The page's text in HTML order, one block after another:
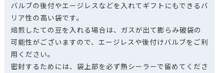
バルブの後付やエージレスなどを入れてギフトにもできるバ
リア性の高い袋です。
焙煎したての豆を入れる場合は、ガスが出て膨らみ破袋の
可能性がございますので、エージレスや後付けバルブをご利
用ください。
密封するためには、袋上部を必ず熱シーラーで留めてくださ